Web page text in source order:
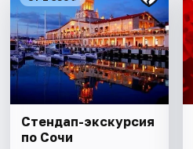
Стендап-экскурсия
по Сочи